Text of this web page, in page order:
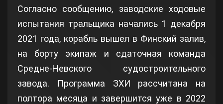
Согласно сообщению, заводские ходовые
испытания тральщика начались 1 декабря
2021 года, корабль вышел в Финский залив,
на борту экипаж и сдаточная команда
Средне-Невского судостроительного
завода. Программа ЗХИ рассчитана на
полтора месяца и завершится уже в 2022